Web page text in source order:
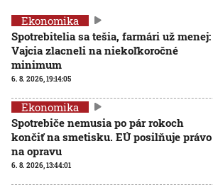
Ekonomika
Spotrebitelia sa tešia, farmári už menej:
Vajcia zlacneli na niekoľkoročné
minimum
6. 8. 2026, 19:14:05
Ekonomika
Spotrebiče nemusia po pár rokoch
končiť na smetisku. EÚ posilňuje právo
na opravu
6. 8. 2026, 13:44:01